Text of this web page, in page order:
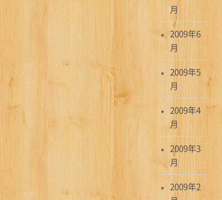
月
2009年6
月
2009年5
月
2009年4
月
2009年3
月
2009年2